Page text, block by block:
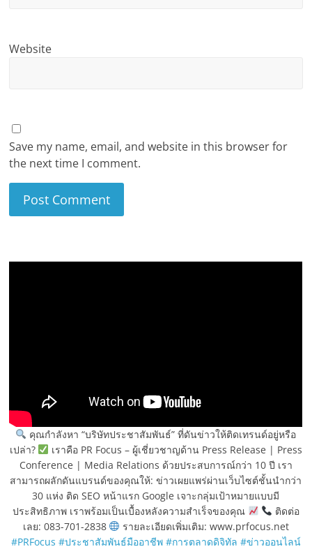
Website
Save my name, email, and website in this browser for
the next time I comment.
คุณกำลังหา “บริษัทประชาสัมพันธ์” ที่ดันข่าวให้ติดเทรนด์อยู่หรือ
เปล่า?
เราคือ PR Focus – ผู้เชี่ยวชาญด้าน Press Release | Press
Conference | Media Relations ด้วยประสบการณ์กว่า 10 ปี เรา
สามารถผลักดันแบรนด์ของคุณให้: ข่าวเผยแพร่ผ่านเว็บไซต์ชั้นนำกว่า
30 แห่ง ติด SEO หน้าแรก Google เจาะกลุ่มเป้าหมายแบบมี
ประสิทธิภาพ เราพร้อมเป็นเบื้องหลังความสำเร็จของคุณ
ติดต่อ
เลย: 083-701-2838
รายละเอียดเพิ่มเติม: www.prfocus.net
#PRFocus #ประชาสัมพันธ์มืออาชีพ #การตลาดดิจิทัล #ข่าวออนไลน์